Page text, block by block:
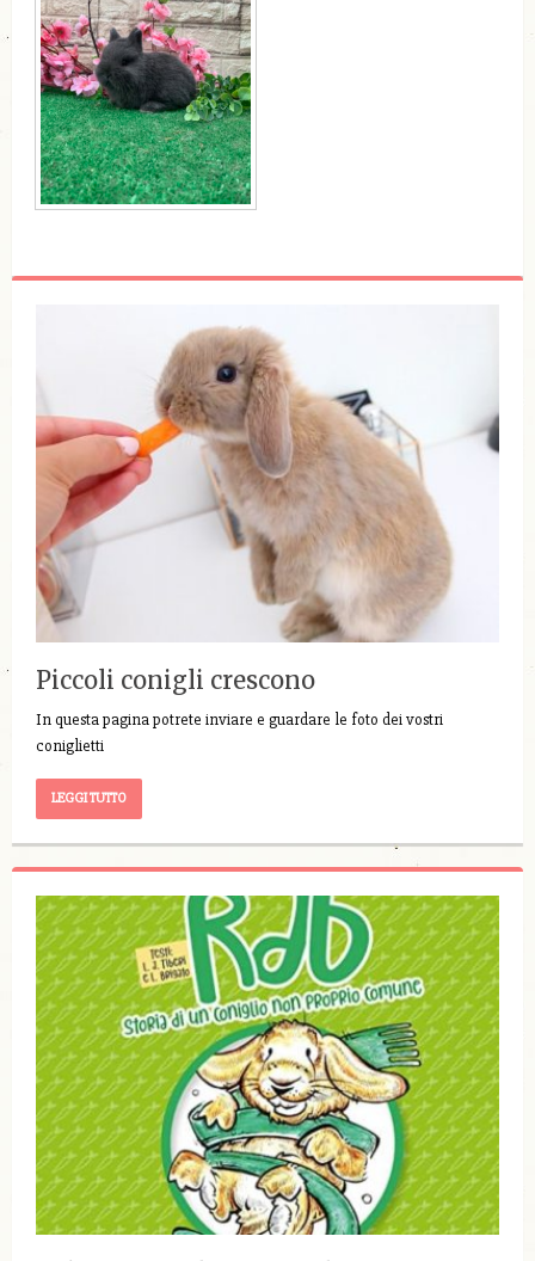
Piccoli conigli crescono
In questa pagina potrete inviare e guardare le foto dei vostri
coniglietti
LEGGI TUTTO